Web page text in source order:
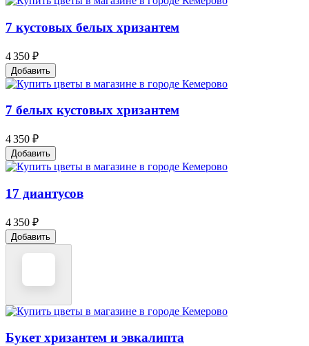
7 кустовых белых хризантем
4 350 ₽
Добавить
7 белых кустовых хризантем
4 350 ₽
Добавить
17 диантусов
4 350 ₽
Добавить
Букет хризантем и эвкалипта